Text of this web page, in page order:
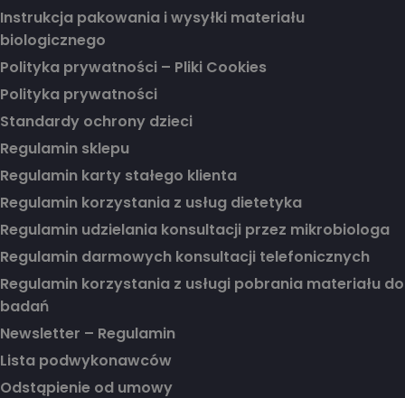
Instrukcja pakowania i wysyłki materiału
biologicznego
Polityka prywatności – Pliki Cookies
Polityka prywatności
Standardy ochrony dzieci
Regulamin sklepu
Regulamin karty stałego klienta
Regulamin korzystania z usług dietetyka
Regulamin udzielania konsultacji przez mikrobiologa
Regulamin darmowych konsultacji telefonicznych
Regulamin korzystania z usługi pobrania materiału do
badań
Newsletter – Regulamin
Lista podwykonawców
Odstąpienie od umowy